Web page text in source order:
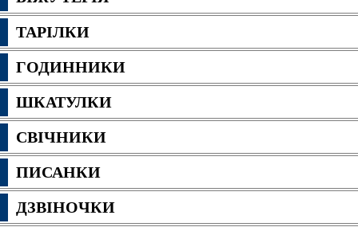
ТАРІЛКИ
ГОДИННИКИ
ШКАТУЛКИ
СВІЧНИКИ
ПИСАНКИ
ДЗВІНОЧКИ